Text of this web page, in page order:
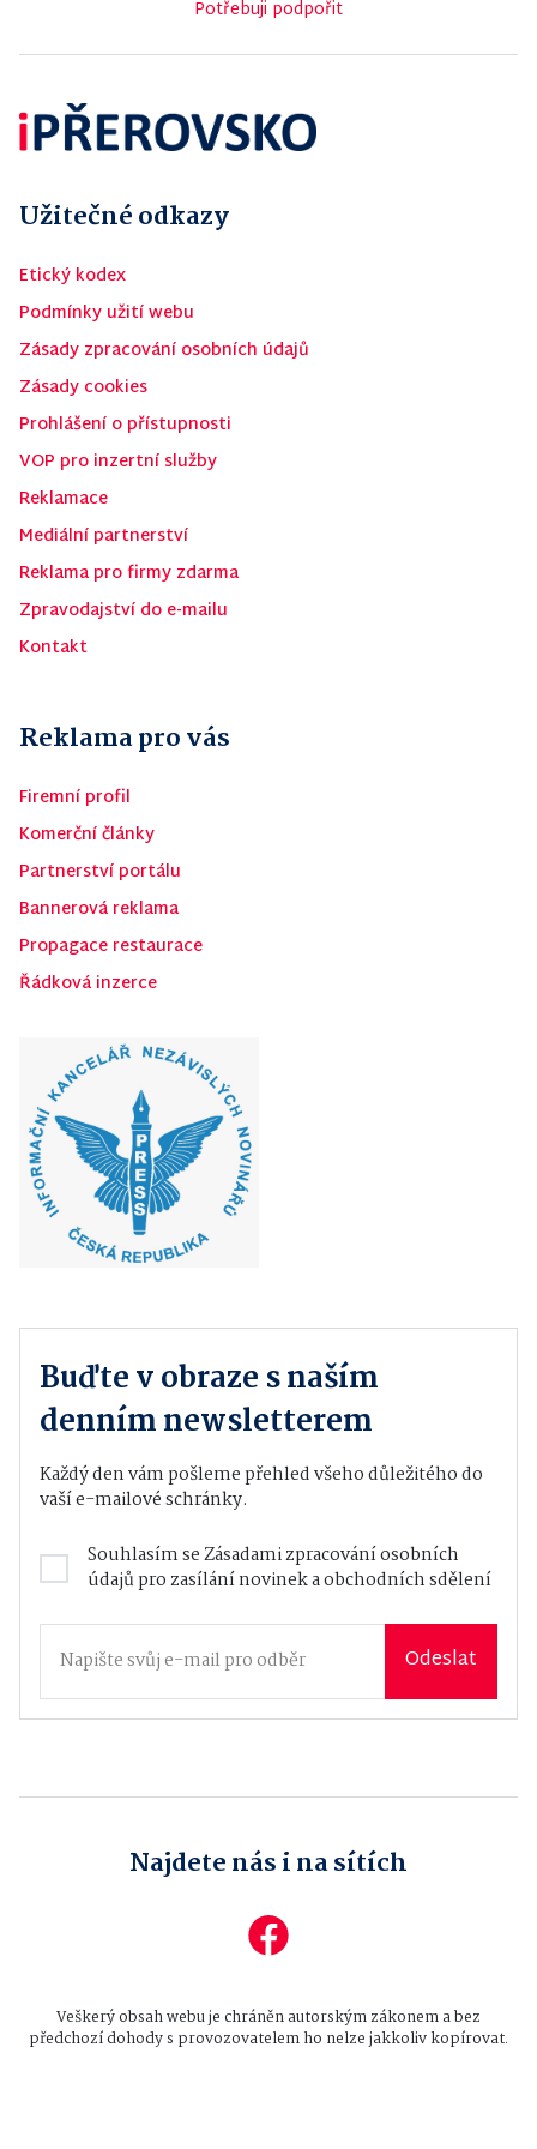
Potřebuji podpořit
Užitečné odkazy
Etický kodex
Podmínky užití webu
Zásady zpracování osobních údajů
Zásady cookies
Prohlášení o přístupnosti
VOP pro inzertní služby
Reklamace
Mediální partnerství
Reklama pro firmy zdarma
Zpravodajství do e-mailu
Kontakt
Reklama pro vás
Firemní profil
Komerční články
Partnerství portálu
Bannerová reklama
Propagace restaurace
Řádková inzerce
Buďte v obraze s naším
denním newsletterem
Každý den vám pošleme přehled všeho důležitého do
vaší e-mailové schránky.
Souhlasím seZásadami zpracování osobních
údajůpro zasílání novinek a obchodních sdělení
Odeslat
Najdete nás i na sítích
Veškerý obsah webu je chráněn autorským zákonem a bez
předchozí dohody s provozovatelem ho nelze jakkoliv kopírovat.